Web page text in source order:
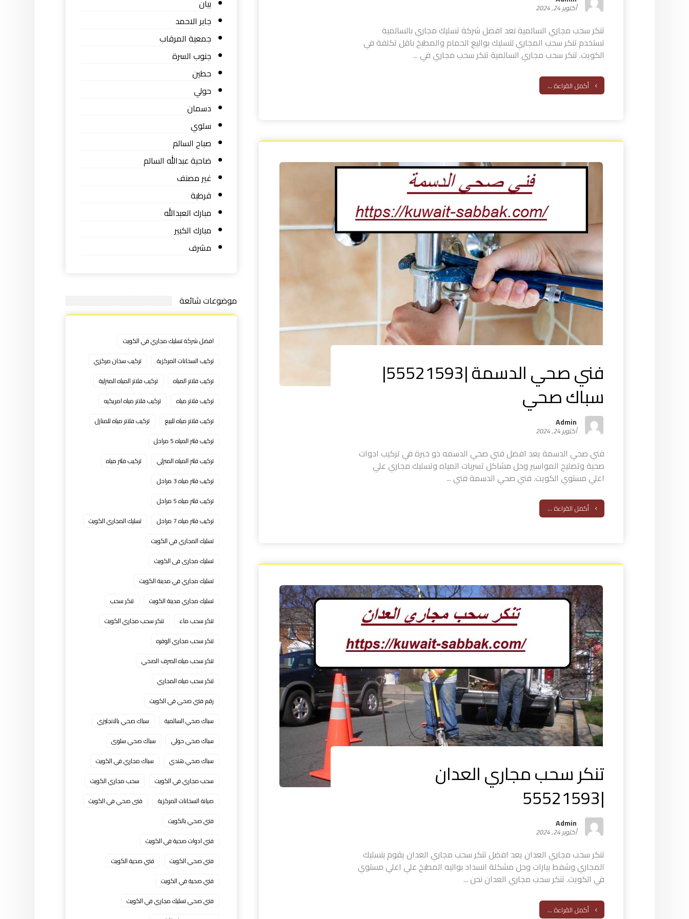
أكتوبر 24, 2024
تنكر سحب مجاري السالمية نعد افضل شركة تسليك مجاري بالسالمية
تستخدم تنكر سحب المجاري لتسليك بواليع الحمام والمطبخ باقل تكلفة في
الكويت. تنكر سحب مجاري السالمية تنكر سحب مجاري في ...
أكمل القراءة ...
فني صحي الدسمة |55521593|
سباك صحي
Admin
أكتوبر 24, 2024
فني صحي الدسمة يعد افضل فني صحي الدسمه ذو خبرة في تركيب ادوات
صحية وتصليح المواسير وحل مشاكل تسربات المياه وتسليك مجاري علي
اعلي مستوي الكويت. فني صحي الدسمة فني ...
أكمل القراءة ...
تنكر سحب مجاري العدان
|55521593
Admin
أكتوبر 24, 2024
تنكر سحب مجاري العدان يعد افضل تنكر سحب مجاري العدان يقوم بتسليك
المجاري وشفط بيارات وحل مشكلة انسداد بواليه المطبخ علي اعلي مستوي
في الكويت. تنكر سحب مجاري العدان نحن ...
أكمل القراءة ...
بيان
جابر الاحمد
جمعية المرقاب
جنوب السرة
حطين
حولي
دسمان
سلوي
صباح السالم
ضاحية عبدالله السالم
غير مصنف
قرطبة
مبارك العبدالله
مبارك الكبير
مشرف
موضوعات شائعة
افضل شركة تسليك مجاري في الكويت
تركيب السخانات المركزية
تركيب سخان مركزي
تركيب فلاتر المياه
تركيب فلاتر المياه المنزلية
تركيب فلاتر مياه
تركيب فلاتر مياه امريكيه
تركيب فلاتر مياه للبيع
تركيب فلاتر مياه للمنازل
تركيب فلتر المياه 5 مراحل
تركيب فلتر المياه المنزلي
تركيب فلتر مياه
تركيب فلتر مياه 3 مراحل
تركيب فلتر مياه 5 مراحل
تركيب فلتر مياه 7 مراحل
تسليك المجاري الكويت
تسليك المجاري في الكويت
تسليك مجارى فى الكويت
تسليك مجاري في مدينة الكويت
تسليك مجاري مدينة الكويت
تنكر سحب
تنكر سحب ماء
تنكر سحب مجاري الكويت
تنكر سحب مجاري الوفره
تنكر سحب مياه الصرف الصحي
تنكر سحب مياه المجاري
رقم فني صحي في الكويت
سباك صحي السالمية
سباك صحي بالانجليزي
سباك صحي حولي
سباك صحي سلوى
سباك صحي هندي
سباك مجاري في الكويت
سحب مجاري في الكويت
سحب مجاري الكويت
صيانة السخانات المركزية
فنى صحي في الكويت
فني صحي بالكويت
فني ادوات صحية في الكويت
فني صحي الكويت
فني صحية الكويت
فني صحية في الكويت
فني صحي تسليك مجاري في الكويت